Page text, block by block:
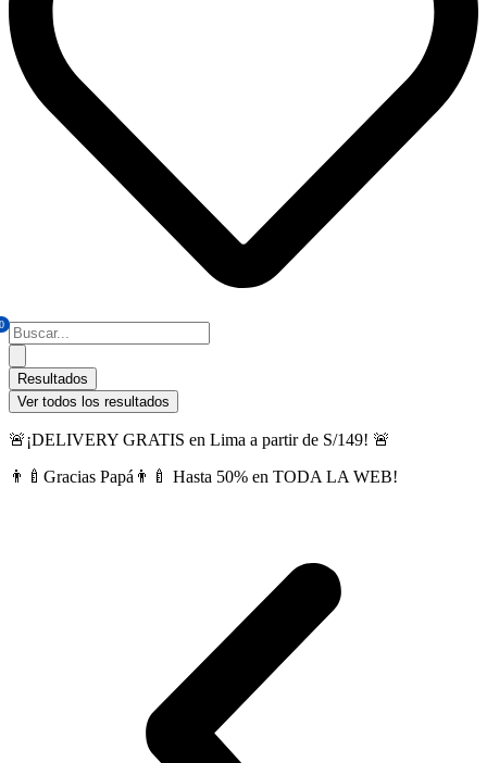
0 Search
...
Resultados
Ver todos los resultados
🚨¡DELIVERY GRATIS en Lima a partir de S/149! 🚨
👨‍🍼Gracias Papá👨‍🍼 Hasta 50% en TODA LA WEB!